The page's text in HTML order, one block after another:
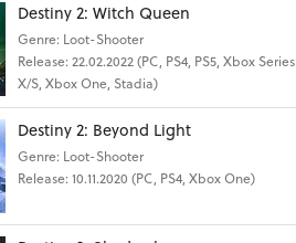
Destiny 2: Witch Queen
Genre: Loot-Shooter
Release: 22.02.2022 (PC, PS4, PS5, Xbox Series
X/S, Xbox One, Stadia)
Destiny 2: Beyond Light
Genre: Loot-Shooter
Release: 10.11.2020 (PC, PS4, Xbox One)